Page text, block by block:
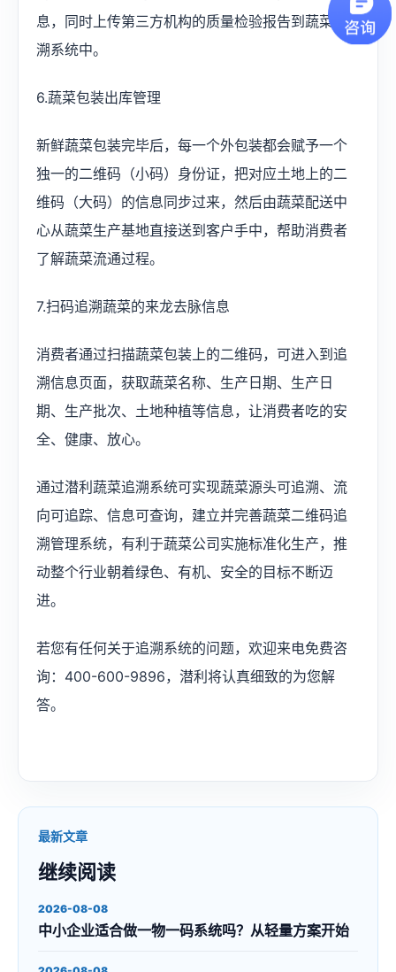
息，同时上传第三方机构的质量检验报告到蔬菜追
溯系统中。
6.蔬菜包装出库管理
新鲜蔬菜包装完毕后，每一个外包装都会赋予一个
独一的二维码（小码）身份证，把对应土地上的二
维码（大码）的信息同步过来，然后由蔬菜配送中
心从蔬菜生产基地直接送到客户手中，帮助消费者
了解蔬菜流通过程。
7.扫码追溯蔬菜的来龙去脉信息
消费者通过扫描蔬菜包装上的二维码，可进入到追
溯信息页面，获取蔬菜名称、生产日期、生产日
期、生产批次、土地种植等信息，让消费者吃的安
全、健康、放心。
通过潜利蔬菜追溯系统可实现蔬菜源头可追溯、流
向可追踪、信息可查询，建立并完善蔬菜二维码追
溯管理系统，有利于蔬菜公司实施标准化生产，推
动整个行业朝着绿色、有机、安全的目标不断迈
进。
若您有任何关于追溯系统的问题，欢迎来电免费咨
询：400-600-9896，潜利将认真细致的为您解
答。
最新文章
继续阅读
2026-08-08
中小企业适合做一物一码系统吗？从轻量方案开始